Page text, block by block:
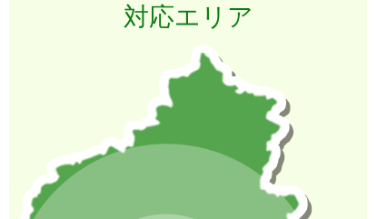
対応エリア